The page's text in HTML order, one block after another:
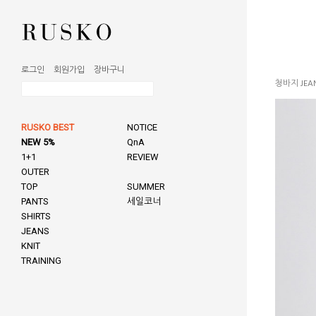
로그인 회원가입 장바구니
RUSKO BEST
NEW 5%
1+1
OUTER
TOP
PANTS
SHIRTS
JEANS
KNIT
TRAINING
NOTICE
QnA
REVIEW
SUMMER
세일코너
청바지